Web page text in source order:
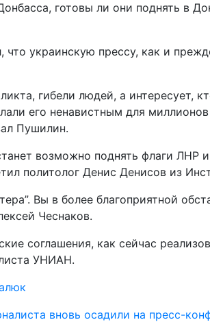
готовы ли они поднять в
украинскую прессу, как и
гибели людей, а интересует,
его ненавистным для
Пушилин.
возможно поднять флаги
политолог Денис Денисов из
Вы в более благоприятной
Чеснаков.
соглашения, как сейчас
УНИАН.
вновь осадили на пресс-